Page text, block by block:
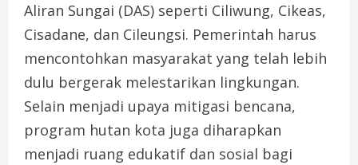
Aliran Sungai (DAS) seperti Ciliwung, Cikeas,
Cisadane, dan Cileungsi. Pemerintah harus
mencontohkan masyarakat yang telah lebih
dulu bergerak melestarikan lingkungan.
Selain menjadi upaya mitigasi bencana,
program hutan kota juga diharapkan
menjadi ruang edukatif dan sosial bagi